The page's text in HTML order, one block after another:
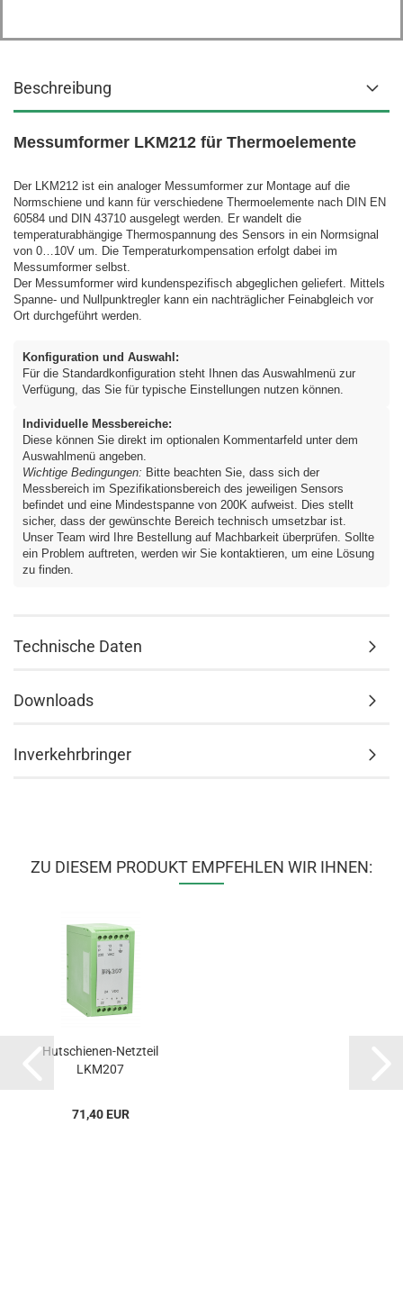
Beschreibung
Messumformer LKM212 für Thermoelemente
Der LKM212 ist ein analoger Messumformer zur Montage auf die
Normschiene und kann für verschiedene Thermoelemente nach DIN EN
60584 und DIN 43710 ausgelegt werden. Er wandelt die
temperaturabhängige Thermospannung des Sensors in ein Normsignal
von 0…10V um. Die Temperaturkompensation erfolgt dabei im
Messumformer selbst.
Der Messumformer wird kundenspezifisch abgeglichen geliefert. Mittels
Spanne- und Nullpunktregler kann ein nachträglicher Feinabgleich vor
Ort durchgeführt werden.
Konfiguration und Auswahl:
Für die Standardkonfiguration steht Ihnen das Auswahlmenü zur
Verfügung, das Sie für typische Einstellungen nutzen können.
Individuelle Messbereiche:
Diese können Sie direkt im optionalen Kommentarfeld unter dem
Auswahlmenü angeben.
Wichtige Bedingungen: Bitte beachten Sie, dass sich der
Messbereich im Spezifikationsbereich des jeweiligen Sensors
befindet und eine Mindestspanne von 200K aufweist. Dies stellt
sicher, dass der gewünschte Bereich technisch umsetzbar ist.
Unser Team wird Ihre Bestellung auf Machbarkeit überprüfen. Sollte
ein Problem auftreten, werden wir Sie kontaktieren, um eine Lösung
zu finden.
Technische Daten
Downloads
Inverkehrbringer
ZU DIESEM PRODUKT EMPFEHLEN WIR IHNEN:
Hutschienen-Netzteil
LKM207
71,40 EUR